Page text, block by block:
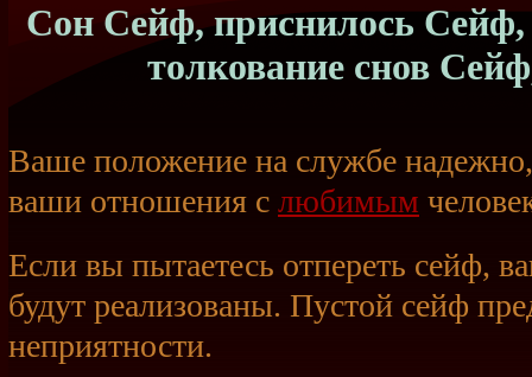
Сон Сейф, приснилось Сейф,
толкование снов
Ваше положение на службе
ваши отношения с любимым
Если вы пытаетесь отпереть сейф,
будут реализованы. Пустой сейф
неприятности.